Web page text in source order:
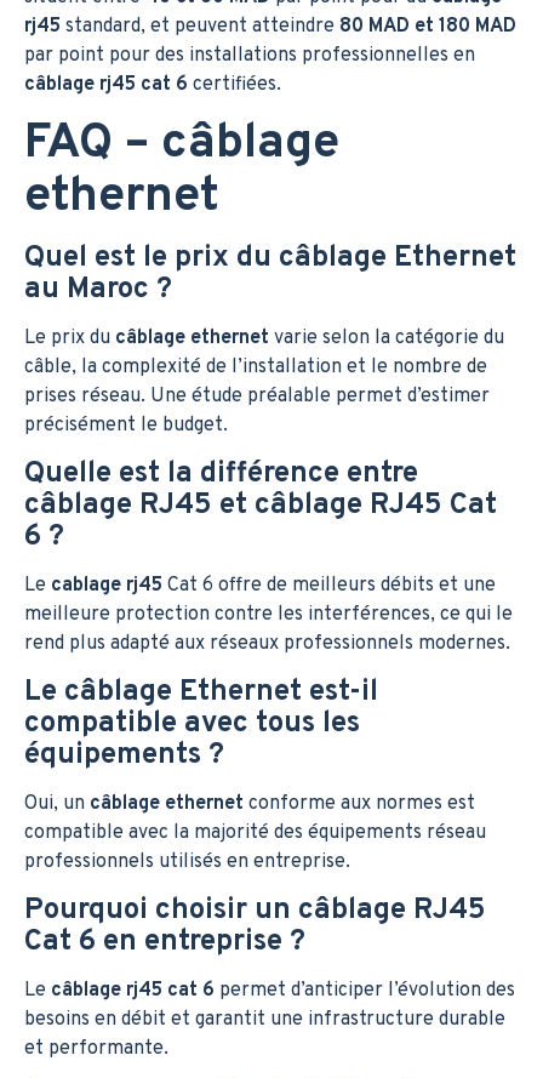
rj45 standard, et peuvent atteindre 80 MAD et 180 MAD
par point pour des installations professionnelles en
câblage rj45 cat 6 certifiées.
FAQ – câblage
ethernet
Quel est le prix du câblage Ethernet
au Maroc ?
Le prix du câblage ethernet varie selon la catégorie du
câble, la complexité de l’installation et le nombre de
prises réseau. Une étude préalable permet d’estimer
précisément le budget.
Quelle est la différence entre
câblage RJ45 et câblage RJ45 Cat
6 ?
Le cablage rj45 Cat 6 offre de meilleurs débits et une
meilleure protection contre les interférences, ce qui le
rend plus adapté aux réseaux professionnels modernes.
Le câblage Ethernet est-il
compatible avec tous les
équipements ?
Oui, un câblage ethernet conforme aux normes est
compatible avec la majorité des équipements réseau
professionnels utilisés en entreprise.
Pourquoi choisir un câblage RJ45
Cat 6 en entreprise ?
Le câblage rj45 cat 6 permet d’anticiper l’évolution des
besoins en débit et garantit une infrastructure durable
et performante.